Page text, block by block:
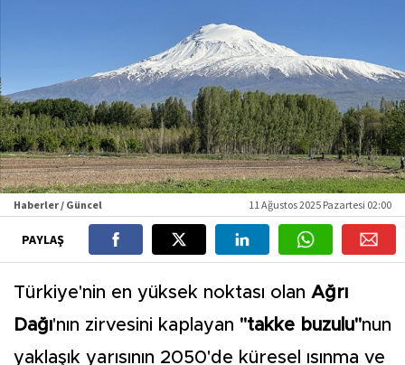
Haberler / Güncel 11 Ağustos 2025 Pazartesi 02:00
PAYLAŞ
Türkiye'nin en yüksek noktası olan Ağrı
Dağı'nın zirvesini kaplayan "takke buzulu"nun
yaklaşık yarısının 2050'de küresel ısınma ve